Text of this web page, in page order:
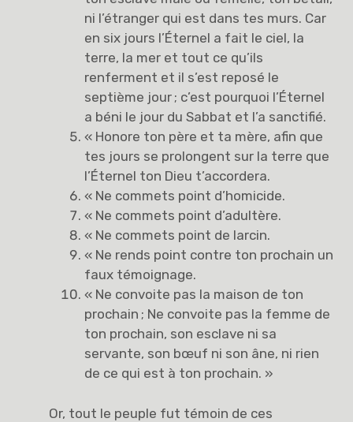
ni l’étranger qui est dans tes murs. Car
en six jours l’Éternel a fait le ciel, la
terre, la mer et tout ce qu’ils
renferment et il s’est reposé le
septième jour ; c’est pourquoi l’Éternel
a béni le jour du Sabbat et l’a sanctifié.
« Honore ton père et ta mère, afin que
tes jours se prolongent sur la terre que
l’Éternel ton Dieu t’accordera.
« Ne commets point d’homicide.
« Ne commets point d’adultère.
« Ne commets point de larcin.
« Ne rends point contre ton prochain un
faux témoignage.
« Ne convoite pas la maison de ton
prochain ; Ne convoite pas la femme de
ton prochain, son esclave ni sa
servante, son bœuf ni son âne, ni rien
de ce qui est à ton prochain. »
Or, tout le peuple fut témoin de ces